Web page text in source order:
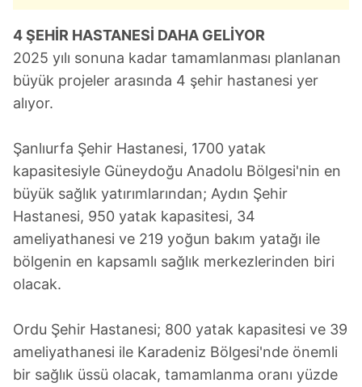
4 ŞEHİR HASTANESİ DAHA GELİYOR
2025 yılı sonuna kadar tamamlanması planlanan
büyük projeler arasında 4 şehir hastanesi yer
alıyor.
Şanlıurfa Şehir Hastanesi, 1700 yatak
kapasitesiyle Güneydoğu Anadolu Bölgesi'nin en
büyük sağlık yatırımlarından; Aydın Şehir
Hastanesi, 950 yatak kapasitesi, 34
ameliyathanesi ve 219 yoğun bakım yatağı ile
bölgenin en kapsamlı sağlık merkezlerinden biri
olacak.
Ordu Şehir Hastanesi; 800 yatak kapasitesi ve 39
ameliyathanesi ile Karadeniz Bölgesi'nde önemli
bir sağlık üssü olacak, tamamlanma oranı yüzde